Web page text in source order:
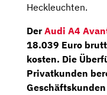
Heckleuchten.
DerAudi A4
18.039 Euro
kosten. Die
Privatkunden